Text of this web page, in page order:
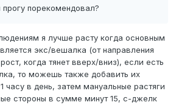
порекомендовал?
я лучше расту когда основным
экс/вешалка (от направления
когда тянет вверх/вниз), если есть
то можешь также добавить их
часу в день, затем мануальные растяги
стороны в сумме минут 15, с-джелк